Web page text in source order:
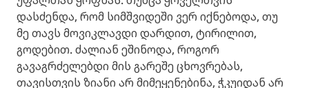
დასძენდა, რომ სიმშვიდეში ვერ იქნებოდა, თუ
მე თავს მოვიკლავდი დარდით, ტირილით,
გოდებით. ძალიან ეშინოდა, როგორ
გავაგრძელებდი მის გარეშე ცხოვრებას,
თავისთვის ზიანი არ მიმეყენებინა, ჭკუიდან არ